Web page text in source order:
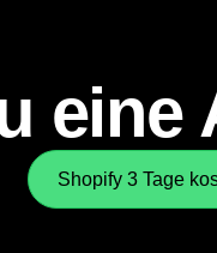
eine
Shopify 3 Tage